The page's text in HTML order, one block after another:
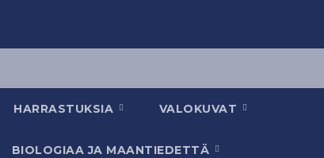
HARRASTUKSIA VALOKUVAT
BIOLOGIAA JA MAANTIEDETTÄ